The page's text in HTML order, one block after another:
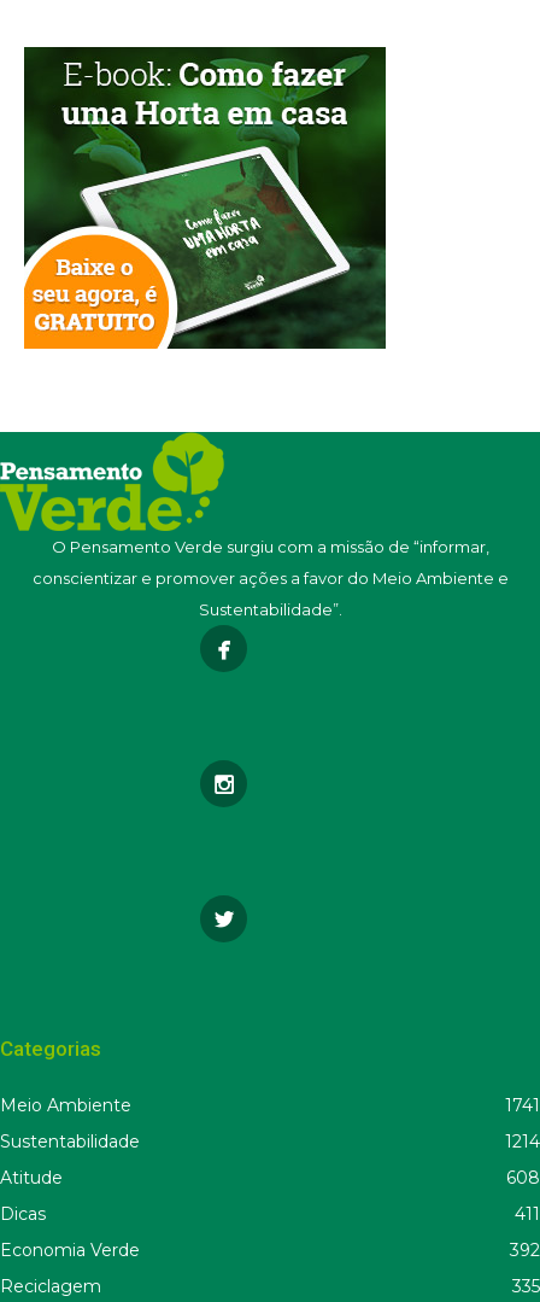
O Pensamento Verde surgiu com a missão de “informar,
conscientizar e promover ações a favor do Meio Ambiente e
Sustentabilidade”.
Categorias
Meio Ambiente
1741
Sustentabilidade
1214
Atitude
608
Dicas
411
Economia Verde
392
Reciclagem
335